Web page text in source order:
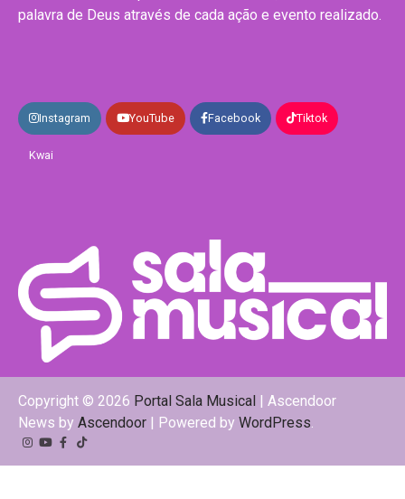
palavra de Deus através de cada ação e evento realizado.
Instagram YouTube Facebook Tiktok
Kwai
Copyright © 2026 Portal Sala Musical | Ascendoor
News by Ascendoor | Powered by WordPress
Instagram
YouTube
Facebook
Tiktok